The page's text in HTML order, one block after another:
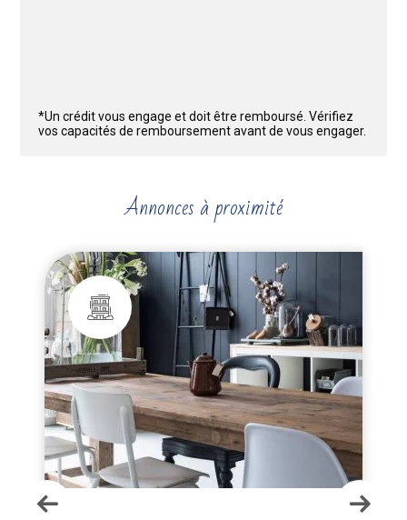
*Un crédit vous engage et doit être remboursé. Vérifiez
vos capacités de remboursement avant de vous engager.
Annonces à proximité